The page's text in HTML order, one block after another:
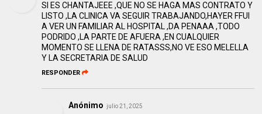
SI ES CHANTAJEEE ,QUE NO SE HAGA MAS CONTRATO Y
LISTO ,LA CLINICA VA SEGUIR TRABAJANDO,HAYER FFUI
A VER UN FAMILIAR AL HOSPITAL ,DA PENAAA ,TODO
PODRIDO ,LA PARTE DE AFUERA ,EN CUALQUIER
MOMENTO SE LLENA DE RATASSS,NO VE ESO MELELLA
Y LA SECRETARIA DE SALUD
RESPONDER
Anónimo julio 21, 2025